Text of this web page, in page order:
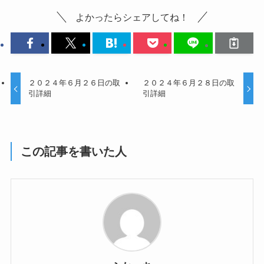
よかったらシェアしてね！
２０２４年６月２６日の取
引詳細
２０２４年６月２８日の取
引詳細
この記事を書いた人